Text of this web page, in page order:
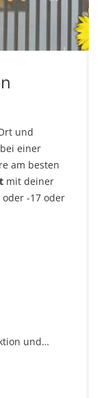
und
einer
am besten
mit deiner
-17 oder
und…